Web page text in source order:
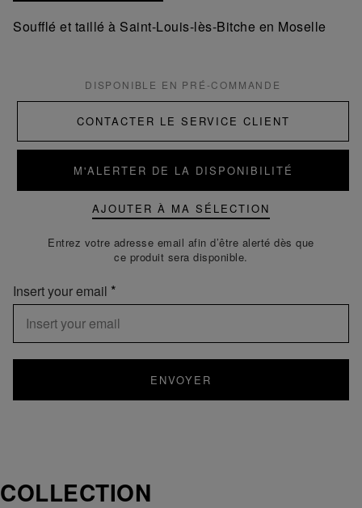
Soufflé et taillé à Saint-Louis-lès-Bitche en Moselle
DISPONIBLE EN PRÉ-COMMANDE
CONTACTER LE SERVICE CLIENT
M'ALERTER DE LA DISPONIBILITÉ
AJOUTER À MA SÉLECTION
Entrez votre adresse email afin d’être alerté dès que
ce produit sera disponible.
Insert your email
ENVOYER
COLLECTION